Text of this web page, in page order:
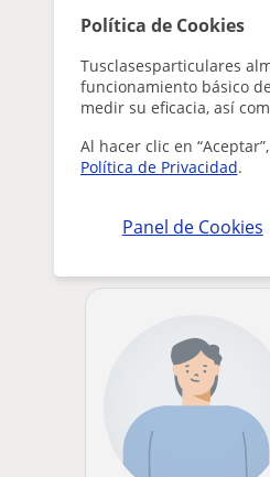
Política de Cookies
Tusclasesparticulares
funcionamiento básico
medir su eficacia, así
Al hacer clic en
Política de Privacidad.
Panel de Cookies